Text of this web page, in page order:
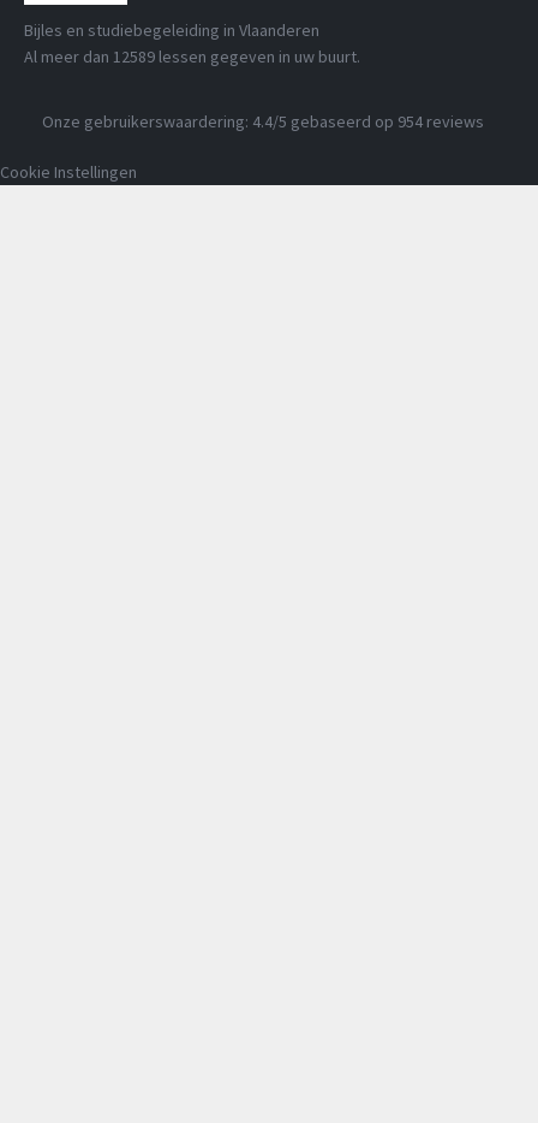
Bijles en studiebegeleiding in Vlaanderen
Al meer dan 12589 lessen gegeven in uw buurt.
Onze gebruikerswaardering: 4.4/5 gebaseerd op 954 reviews
Cookie Instellingen